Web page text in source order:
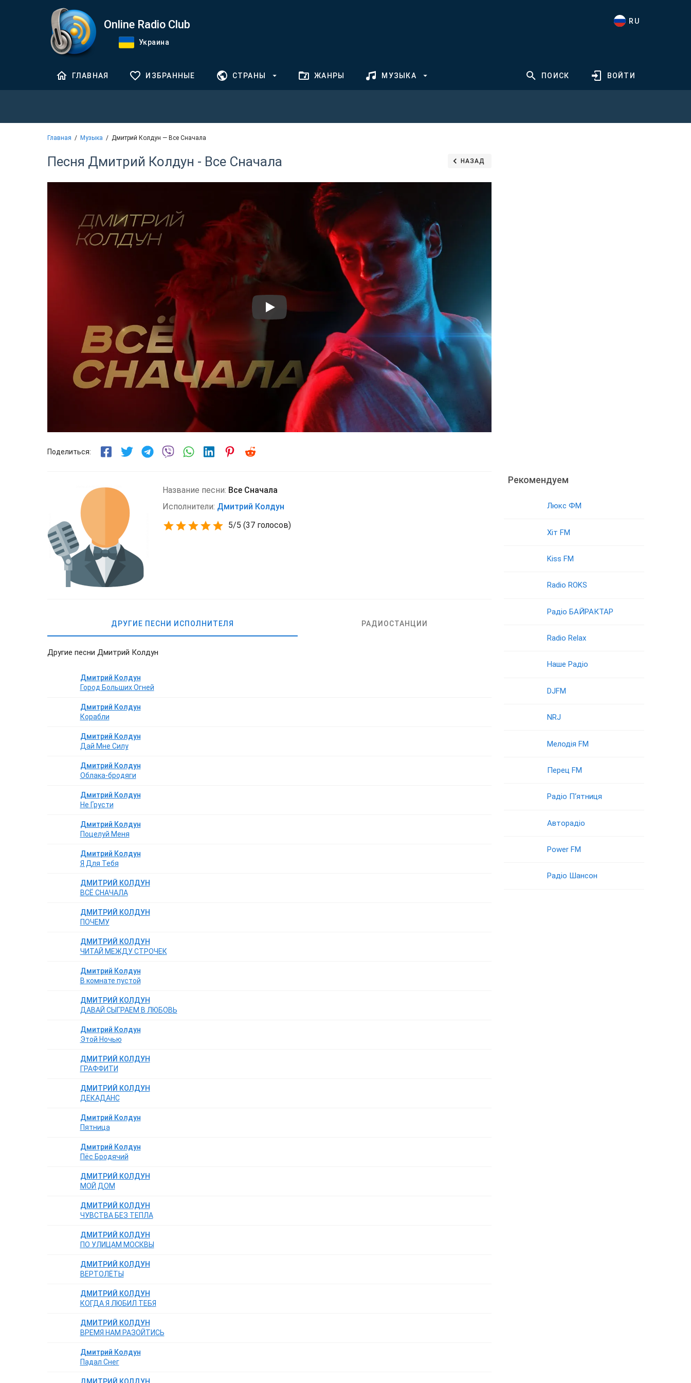
Online Radio Club
Украина
RU
ГЛАВНАЯ ИЗБРАННЫЕ СТРАНЫ ЖАНРЫ МУЗЫКА ПОИСК ВОЙТИ
Главная Музыка Дмитрий Колдун — Все Сначала
Песня Дмитрий Колдун - Все Сначала НАЗАД
Поделиться:
Название песни: Все Сначала
Исполнители: Дмитрий Колдун
5/5 (37 голосов)
ДРУГИЕ ПЕСНИ ИСПОЛНИТЕЛЯ РАДИОСТАНЦИИ
Другие песни Дмитрий Колдун
Дмитрий Колдун
Город Больших Огней
Дмитрий Колдун
Корабли
Дмитрий Колдун
Дай Мне Силу
Дмитрий Колдун
Облака-бродяги
Дмитрий Колдун
Не Грусти
Дмитрий Колдун
Поцелуй Меня
Дмитрий Колдун
Я Для Тебя
ДМИТРИЙ КОЛДУН
ВСЁ СНАЧАЛА
ДМИТРИЙ КОЛДУН
ПОЧЕМУ
ДМИТРИЙ КОЛДУН
ЧИТАЙ МЕЖДУ СТРОЧЕК
Дмитрий Колдун
В комнате пустой
ДМИТРИЙ КОЛДУН
ДАВАЙ СЫГРАЕМ В ЛЮБОВЬ
Дмитрий Колдун
Этой Ночью
ДМИТРИЙ КОЛДУН
ГРАФФИТИ
ДМИТРИЙ КОЛДУН
ДЕКАДАНС
Дмитрий Колдун
Пятница
Дмитрий Колдун
Пёс Бродячий
ДМИТРИЙ КОЛДУН
МОЙ ДОМ
ДМИТРИЙ КОЛДУН
ЧУВСТВА БЕЗ ТЕПЛА
ДМИТРИЙ КОЛДУН
ПО УЛИЦАМ МОСКВЫ
ДМИТРИЙ КОЛДУН
ВЕРТОЛЁТЫ
ДМИТРИЙ КОЛДУН
КОГДА Я ЛЮБИЛ ТЕБЯ
ДМИТРИЙ КОЛДУН
ВРЕМЯ НАМ РАЗОЙТИСЬ
Дмитрий Колдун
Падал Снег
Рекомендуем
Люкс ФМ
Хіт FM
Kiss FM
Radio ROKS
Радіо БАЙРАКТАР
Radio Relax
Наше Радіо
DJFM
NRJ
Мелодія FM
Перец FM
Радіо П‘ятниця
Авторадіо
Power FM
Радіо Шансон